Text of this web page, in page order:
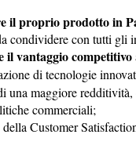
proprio prodotto in
condividere con tutti gli
vantaggio competitivo
di tecnologie
una maggiore
commerciali;
Customer